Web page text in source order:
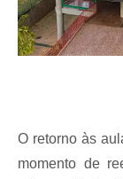
O retorno às
momento de